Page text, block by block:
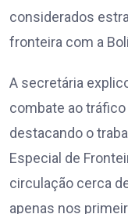
considerados
fronteira com a
A secretária
combate ao
destacando o
Especial de
circulação cerca
apenas nos